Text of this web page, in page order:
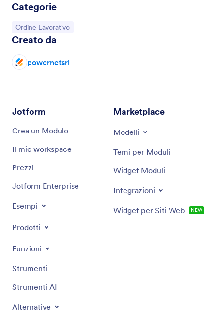
Categorie
Vai alla Categoria:
Ordine Lavorativo
Creato da
powernetsrl
Jotform
Crea un Modulo
Il mio workspace
Prezzi
Jotform Enterprise
Esempi
Prodotti
Funzioni
Strumenti
Strumenti AI
Alternative
Marketplace
Modelli
Temi per Moduli
Widget Moduli
Integrazioni
Widget per Siti Web NEW